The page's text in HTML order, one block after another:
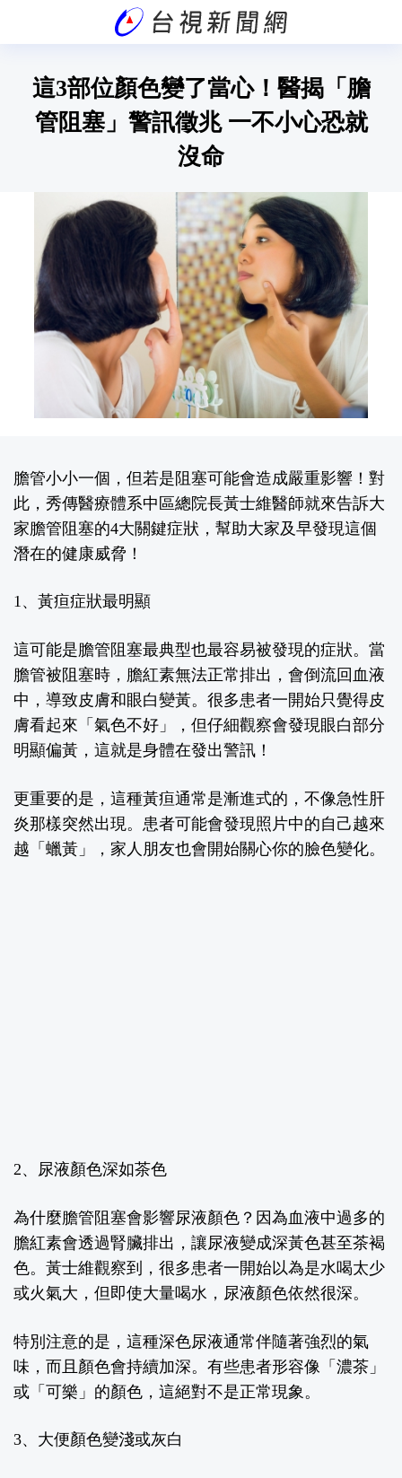
這3部位顏色變了當心！醫揭「膽
管阻塞」警訊徵兆 一不小心恐就
沒命
膽管小小一個，但若是阻塞可能會造成嚴重影響！對
此， 秀傳醫療體系中區總院長黃士維醫師就來告訴大
家膽管阻塞的4大關鍵症狀，幫助大家及早發現這個
潛在的健康威脅！
1、黃疸症狀最明顯
這可能是膽管阻塞最典型也最容易被發現的症狀。當
膽管被阻塞時，膽紅素無法正常排出，會倒流回血液
中，導致皮膚和眼白變黃。很多患者一開始只覺得皮
膚看起來「氣色不好」，但仔細觀察會發現眼白部分
明顯偏黃，這就是身體在發出警訊！
更重要的是，這種黃疸通常是漸進式的，不像急性肝
炎那樣突然出現。患者可能會發現照片中的自己越來
越「蠟黃」，家人朋友也會開始關心你的臉色變化。
2、尿液顏色深如茶色
為什麼膽管阻塞會影響尿液顏色？因為血液中過多的
膽紅素會透過腎臟排出，讓尿液變成深黃色甚至茶褐
色。黃士維觀察到，很多患者一開始以為是水喝太少
或火氣大，但即使大量喝水，尿液顏色依然很深。
特別注意的是，這種深色尿液通常伴隨著強烈的氣
味，而且顏色會持續加深。有些患者形容像「濃茶」
或「可樂」的顏色，這絕對不是正常現象。
3、大便顏色變淺或灰白